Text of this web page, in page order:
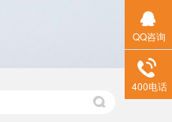
QQ咨询
400电话